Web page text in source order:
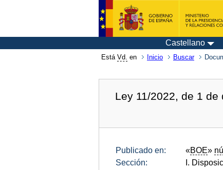
Castellano
Está Vd. en Inicio Buscar
Ley 11/2022, de 1
Publicado en: «BOE»
Sección:
I.